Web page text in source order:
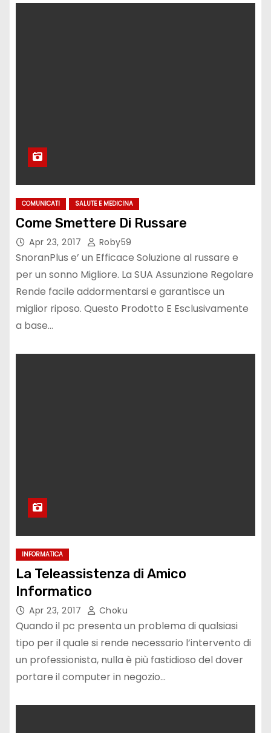
COMUNICATI SALUTE E MEDICINA
Come Smettere Di Russare
Apr 23, 2017 Roby59
SnoranPlus e’ un Efficace Soluzione al russare e
per un sonno Migliore. La SUA Assunzione Regolare
Rende facile addormentarsi e garantisce un
miglior riposo. Questo Prodotto E Esclusivamente
a base…
INFORMATICA
La Teleassistenza di Amico
Informatico
Apr 23, 2017 Choku
Quando il pc presenta un problema di qualsiasi
tipo per il quale si rende necessario l’intervento di
un professionista, nulla è più fastidioso del dover
portare il computer in negozio…